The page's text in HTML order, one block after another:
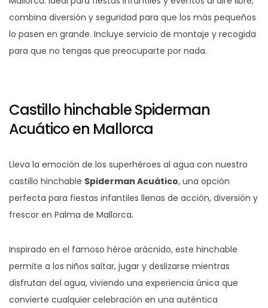
combina diversión y seguridad para que los más pequeños
lo pasen en grande. Incluye servicio de montaje y recogida
para que no tengas que preocuparte por nada.
Castillo hinchable Spiderman
Acuático en Mallorca
Lleva la emoción de los superhéroes al agua con nuestro
castillo hinchable Spiderman Acuático, una opción
perfecta para fiestas infantiles llenas de acción, diversión y
frescor en Palma de Mallorca.
Inspirado en el famoso héroe arácnido, este hinchable
permite a los niños saltar, jugar y deslizarse mientras
disfrutan del agua, viviendo una experiencia única que
convierte cualquier celebración en una auténtica